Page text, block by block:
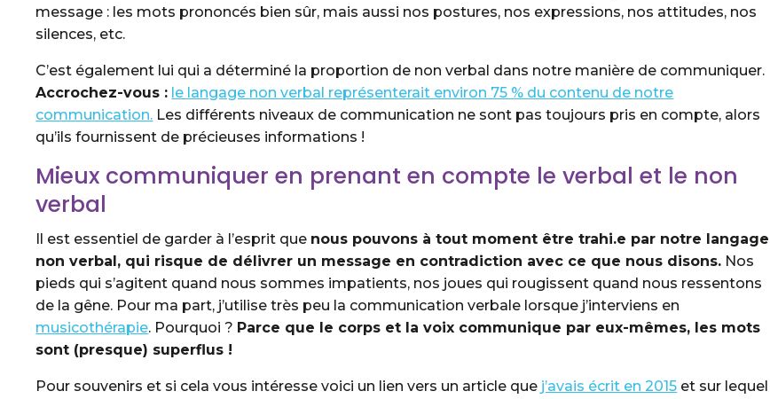
message : les mots prononcés bien sûr, mais aussi nos postures, nos expressions, nos attitudes, nos
silences, etc.
C’est également lui qui a déterminé la proportion de non verbal dans notre manière de communiquer.
Accrochez-vous : le langage non verbal représenterait environ 75 % du contenu de notre
communication. Les différents niveaux de communication ne sont pas toujours pris en compte, alors
qu’ils fournissent de précieuses informations !
Mieux communiquer en prenant en compte le verbal et le non
verbal
Il est essentiel de garder à l’esprit que nous pouvons à tout moment être trahi.e par notre langage
non verbal, qui risque de délivrer un message en contradiction avec ce que nous disons. Nos
pieds qui s’agitent quand nous sommes impatients, nos joues qui rougissent quand nous ressentons
de la gêne. Pour ma part, j’utilise très peu la communication verbale lorsque j’interviens en
musicothérapie. Pourquoi ? Parce que le corps et la voix communique par eux-mêmes, les mots
sont (presque) superflus !
Pour souvenirs et si cela vous intéresse voici un lien vers un article que j’avais écrit en 2015 et sur lequel